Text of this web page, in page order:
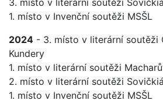
3. místo v literární soutěži
1. místo v Invenční soutěži MSŠL
2024 - 3. místo v literární soutěži
Kundery
1. místo v literární soutěži
2. místo v literární soutěži
1. místo v Invenční soutěži MSŠL